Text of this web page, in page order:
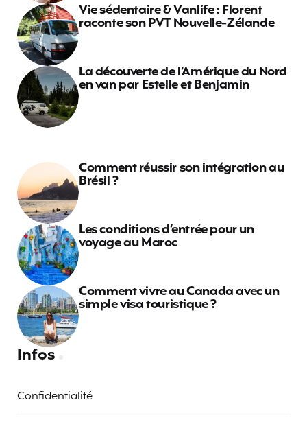
Vie sédentaire & Vanlife : Florent
raconte son PVT Nouvelle-Zélande
La découverte de l’Amérique du Nord
en van par Estelle et Benjamin
Comment réussir son intégration au
Brésil ?
Les conditions d’entrée pour un
voyage au Maroc
Comment vivre au Canada avec un
simple visa touristique ?
Infos
Confidentialité